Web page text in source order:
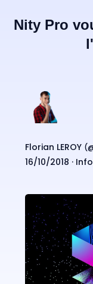
Nity Pro
Florian LEROY
16/10/2018 ·